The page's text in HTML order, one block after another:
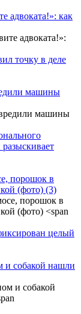
адвоката!»: как
точку в деле
машины
порошок в
(фото) (3)
целый
и собакой нашли